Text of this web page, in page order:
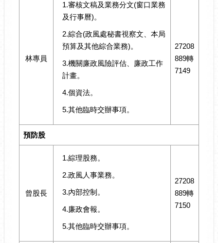
林專員
1.審核文稿及業務分文(窗口業務
及行事曆)。
2.綜合(政風處秘書視察文、本局
預算及其他綜合業務)。
3.機關廉政風險評估、廉政工作
計畫。
4.個資法。
5.其他臨時交辦事項。
27208
889轉
7149
預防股
曾股長
1.綜理股務。
2.政風人事業務。
3.內部控制。
4.廉政會報。
5.其他臨時交辦事項。
27208
889轉
7150